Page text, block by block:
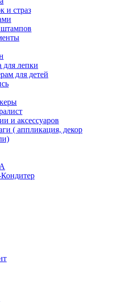
и страз
для лепки
для детей
и аксессуаров
( аппликация, декор